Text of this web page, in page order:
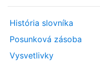
História slovníka
Posunková zásoba
Vysvetlivky